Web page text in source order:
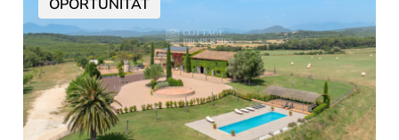
OPORTUNITAT